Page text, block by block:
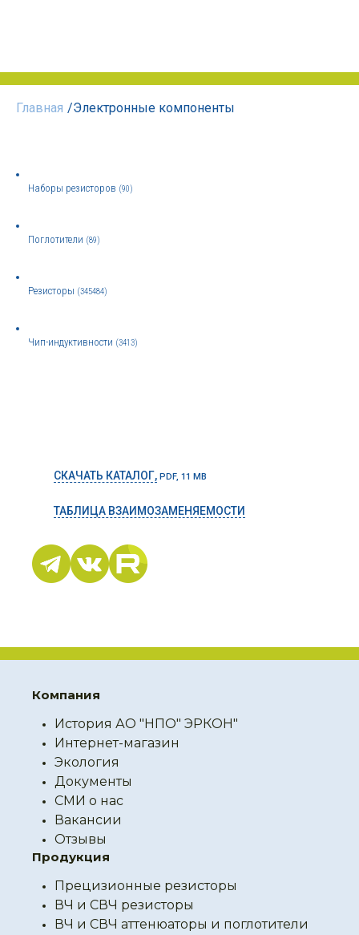
Главная /Электронные компоненты
Наборы резисторов (90)
Поглотители (89)
Резисторы (345484)
Чип-индуктивности (3413)
СКАЧАТЬ КАТАЛОГ, PDF, 11 MB
ТАБЛИЦА ВЗАИМОЗАМЕНЯЕМОСТИ
Компания
История АО "НПО" ЭРКОН"
Интернет-магазин
Экология
Документы
СМИ о нас
Вакансии
Отзывы
Продукция
Прецизионные резисторы
ВЧ и СВЧ резисторы
ВЧ и СВЧ аттенюаторы и поглотители